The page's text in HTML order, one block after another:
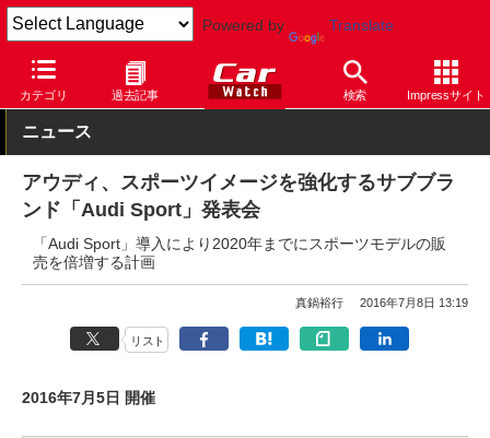
Powered by Translate
カテゴリ 過去記事 検索 Impressサイト
Car Watch 自動車 アウディ R8
ニュース
アウディ、スポーツイメージを強化するサブブラ
ンド「Audi Sport」発表会
「Audi Sport」導入により2020年までにスポーツモデルの販
売を倍増する計画
真鍋裕行 2016年7月8日 13:19
リスト
2016年7月5日 開催